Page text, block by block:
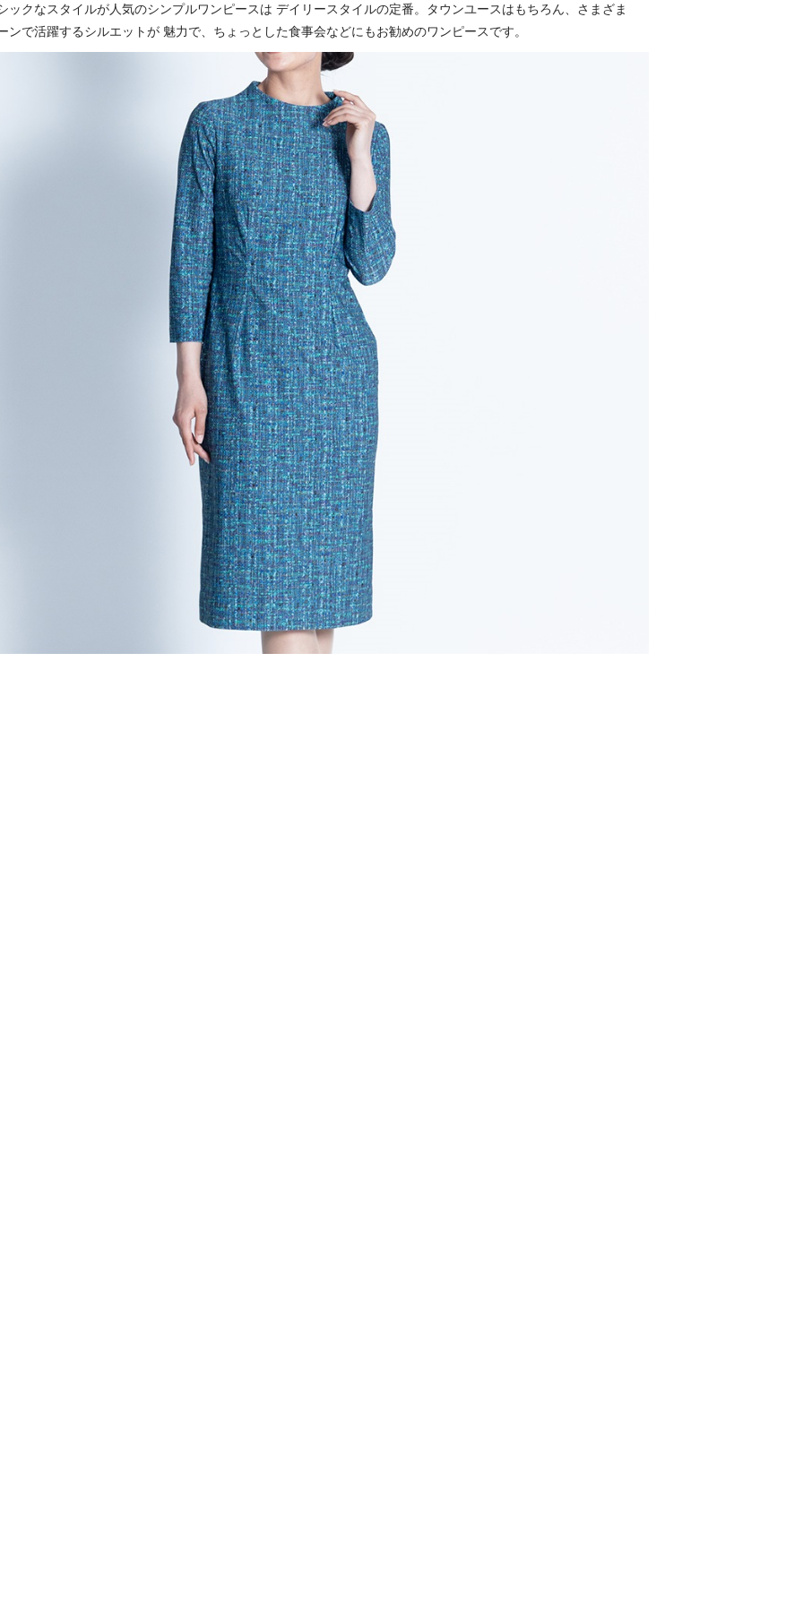
ックなスタイルが人気のシンプルワンピースは デイリースタイルの定番。タウンユースはもちろん、さまざま
ンで活躍するシルエットが 魅力で、ちょっとした食事会などにもお勧めのワンピースです。